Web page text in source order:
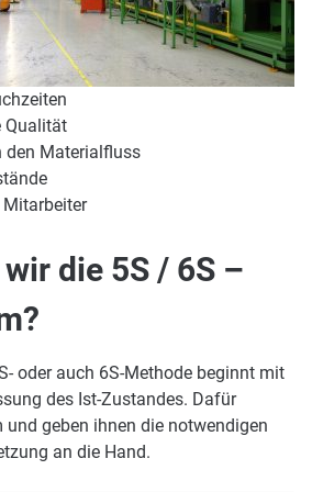
Qualität
den Materialfluss
die 5S / 6S –
oder auch 6S-Methode beginnt mit
des Ist-Zustandes. Dafür
und geben ihnen die notwendigen
an die Hand.